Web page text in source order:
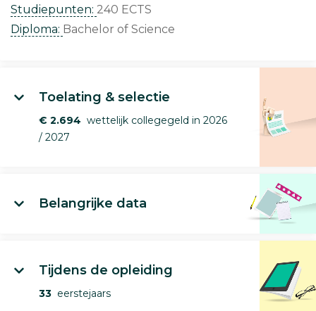
Studiepunten: 240 ECTS
Diploma: Bachelor of Science
Toelating & selectie
€ 2.694 wettelijk collegegeld in 2026
/ 2027
Belangrijke data
Tijdens de opleiding
33 eerstejaars